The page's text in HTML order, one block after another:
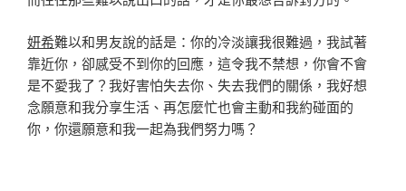
妍希難以和男友說的話是：你的冷淡讓我很難過，我試著
靠近你，卻感受不到你的回應，這令我不禁想，你會不會
是不愛我了？我好害怕失去你、失去我們的關係，我好想
念願意和我分享生活、再怎麼忙也會主動和我約碰面的
你，你還願意和我一起為我們努力嗎？